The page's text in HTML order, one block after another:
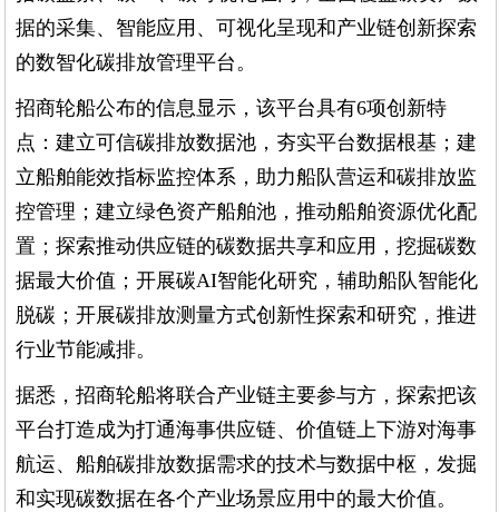
据的采集、智能应用、可视化呈现和产业链创新探索
的数智化碳排放管理平台。
招商轮船公布的信息显示，该平台具有6项创新特
点：建立可信碳排放数据池，夯实平台数据根基；建
立船舶能效指标监控体系，助力船队营运和碳排放监
控管理；建立绿色资产船舶池，推动船舶资源优化配
置；探索推动供应链的碳数据共享和应用，挖掘碳数
据最大价值；开展碳AI智能化研究，辅助船队智能化
脱碳；开展碳排放测量方式创新性探索和研究，推进
行业节能减排。
据悉，招商轮船将联合产业链主要参与方，探索把该
平台打造成为打通海事供应链、价值链上下游对海事
航运、船舶碳排放数据需求的技术与数据中枢，发掘
和实现碳数据在各个产业场景应用中的最大价值。